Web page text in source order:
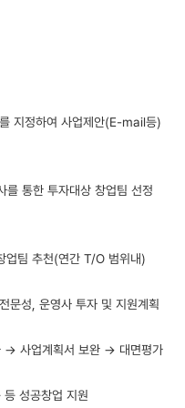
지정하여 사업제안(E-mail등)
통한 투자대상 창업팀 선정
업팀 추천(연간 T/O 범위내)
문성, 운영사 투자 및 지원계획
→ 사업계획서 보완 → 대면평가
성공창업 지원